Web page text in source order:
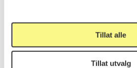
Tillat alle
Tillat utvalg
Viktig info
Utbetaling og fakturering